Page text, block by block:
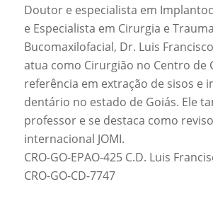
Doutor e especialista em
e Especialista em Cirurgia e
Bucomaxilofacial, Dr. Luis
atua como Cirurgião no Centro de
referência em extração de sisos e
dentário no estado de Goiás. Ele
professor e se destaca como
internacional JOMI.
CRO-GO-EPAO-425 C.D. Luis
CRO-GO-CD-7747